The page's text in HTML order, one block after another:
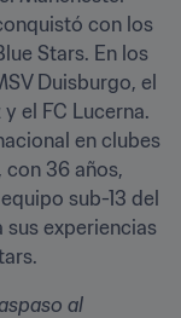
con los
Stars. En los
Duisburgo, el
el FC Lucerna.
en clubes
con 36 años,
sub-13 del
sus experiencias
al